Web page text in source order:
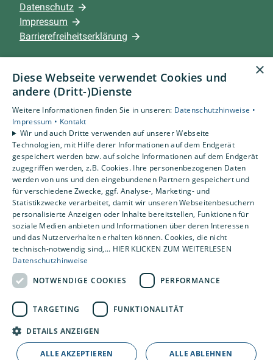
Datenschutz
Impressum
Barrierefreiheitserklärung
Privatkunden
Gewerbekunden
Karriere
Unternehmen
Standort
Beckum
×
Diese Webseite verwendet Cookies und
andere (Dritt-)Dienste
Weitere Informationen finden Sie in unseren: Datenschutzhinweise •
Impressum • Kontakt
Wir und auch Dritte verwenden auf unserer Webseite
Technologien, mit Hilfe derer Informationen auf dem Endgerät
gespeichert werden bzw. auf solche Informationen auf dem Endgerät
zugegriffen werden, z.B. Cookies. Ihre personenbezogenen Daten
werden von uns und den eingebundenen Partnern gespeichert und
für verschiedene Zwecke, ggf. Analyse-, Marketing- und
Statistikzwecke verarbeitet, damit wir unseren Webseitenbesuchern
personalisierte Anzeigen oder Inhalte bereitstellen, Funktionen für
soziale Medien anbieten und Informationen über deren Interessen
und das Nutzerverhalten erhalten können. Cookies, die nicht
technisch-notwendig sind,... HIER KLICKEN ZUM WEITERLESEN
Datenschutzhinweise
NOTWENDIGE COOKIES
PERFORMANCE
TARGETING FUNKTIONALITÄT
DETAILS ANZEIGEN
ALLE AKZEPTIEREN ALLE ABLEHNEN